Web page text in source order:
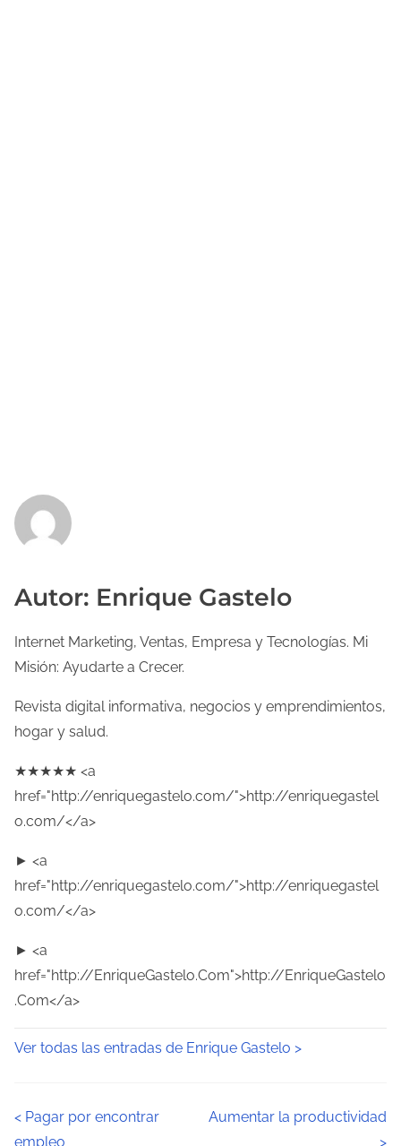
Autor: Enrique Gastelo
Internet Marketing, Ventas, Empresa y Tecnologías. Mi
Misión: Ayudarte a Crecer.
Revista digital informativa, negocios y emprendimientos,
hogar y salud.
★★★★★ <a
href="http://enriquegastelo.com/">http://enriquegastel
o.com/</a>
► <a
href="http://enriquegastelo.com/">http://enriquegastel
o.com/</a>
► <a
href="http://EnriqueGastelo.Com">http://EnriqueGastelo
.Com</a>
Ver todas las entradas de Enrique Gastelo >
N
< Pagar por encontrar
empleo
Aumentar la productividad
>